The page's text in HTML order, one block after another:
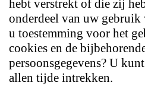
hebt verstrekt of die zij
onderdeel van uw gebruik
u toestemming voor het
cookies en de
persoonsgegevens? U
allen tijde intrekken.